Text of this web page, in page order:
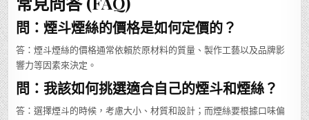
問：煙斗煙絲的價格是如何定價的？
答：煙斗煙絲的價格通常依賴於原材料的質量、製作工藝以及品牌影
響力等因素來決定。
問：我該如何挑選適合自己的煙斗和煙絲？
答：選擇煙斗的時候，考慮大小、材質和設計；而煙絲要根據口味偏